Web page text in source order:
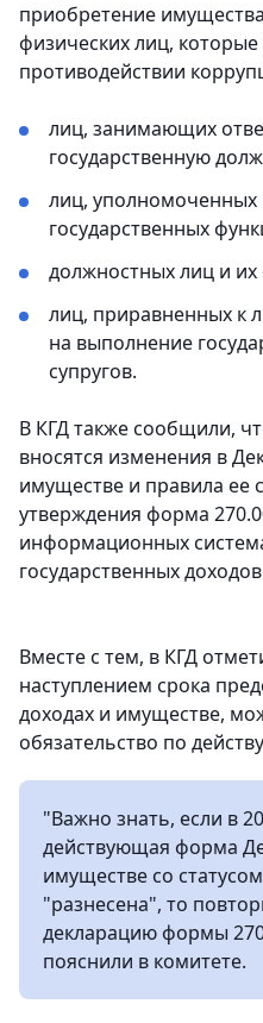
приобретение
физических лиц,
противодействии
лиц, занимающих
государственную
лиц,
государственных
должностных лиц и их
лиц, приравненных к
на выполнение
супругов.
В КГД также сообщили,
вносятся изменения в
имуществе и правила ее
утверждения форма
информационных
государственных
Вместе с тем, в КГД
наступлением срока
доходах и имуществе,
обязательство по
"Важно знать, если в
действующая форма
имуществе со
"разнесена", то
декларацию формы
пояснили в комитете.